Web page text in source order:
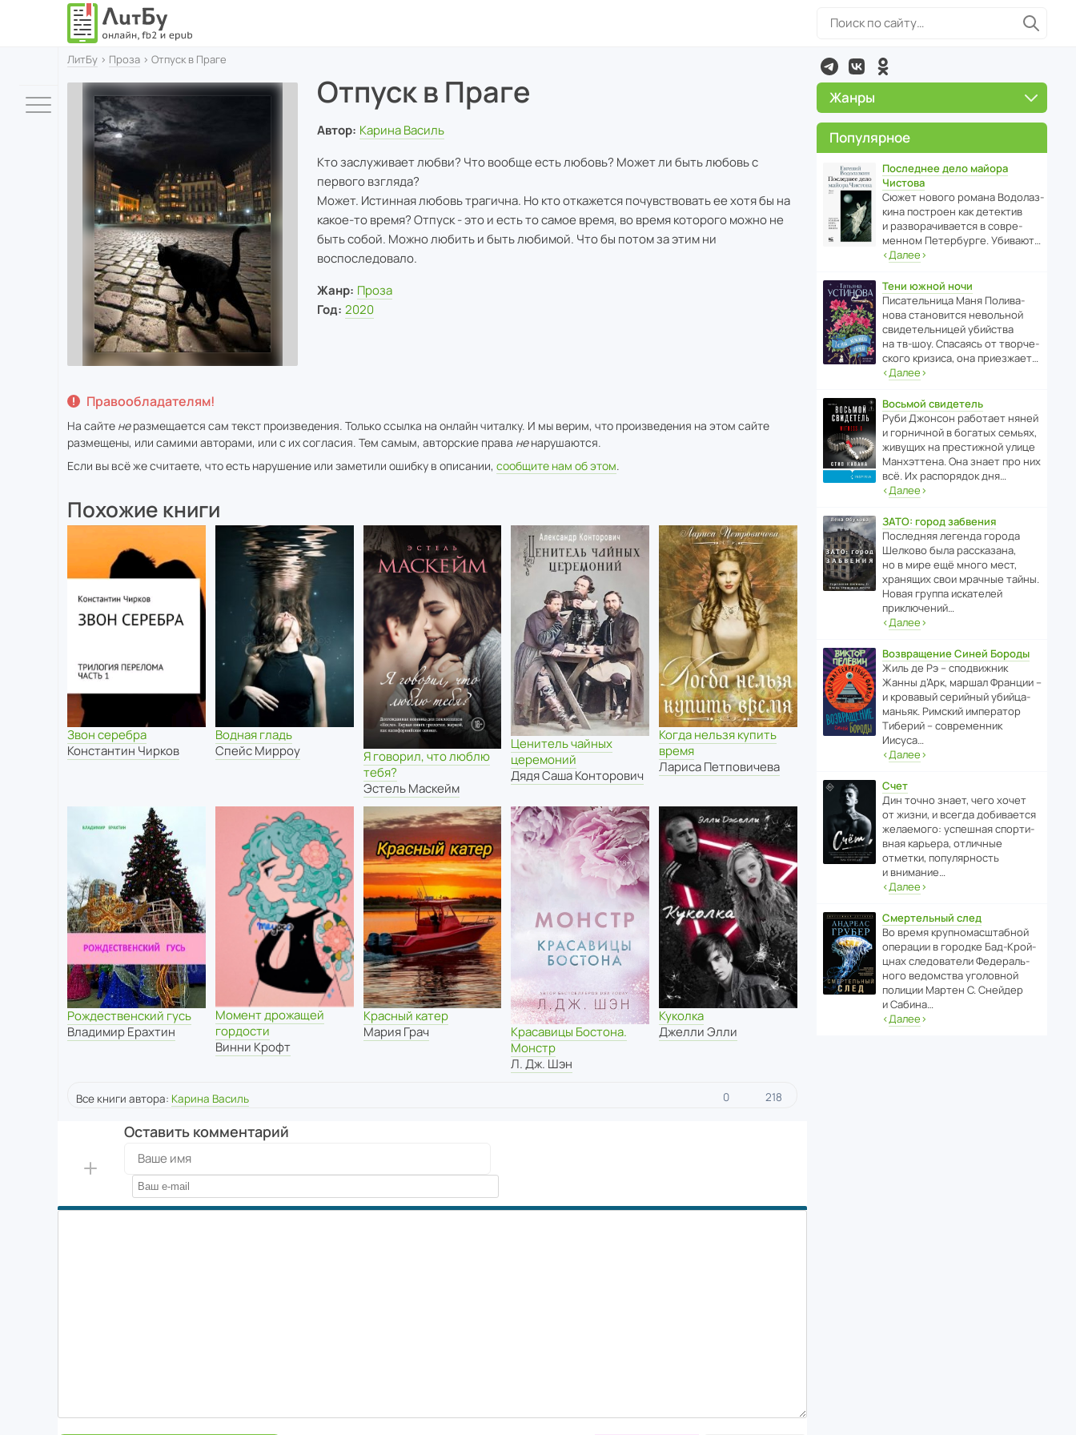
ЛитБу › Проза › Отпуск в Праге
Отпуск в Праге
Автор: Карина Василь
Кто заслуживает любви? Что вообще есть любовь? Может ли быть любовь с
первого взгляда?
Может. Истинная любовь трагична. Но кто откажется почувствовать ее хотя бы на
какое-то время? Отпуск - это и есть то самое время, во время которого можно не
быть собой. Можно любить и быть любимой. Что бы потом за этим ни
воспоследовало.
Жанр: Проза
Год: 2020
Правообладателям!
На сайте неразмещается сам текст произведения. Только ссылка на онлайн читалку. И мы верим, что произведения на этом сайте
размещены, или самими авторами, или с их согласия. Тем самым, авторские права ненарушаются.
Если вы всё же считаете, что есть нарушение или заметили ошибку в описании, сообщите нам об этом.
Похожие книги
Звон серебра
Константин Чирков
Водная гладь
Спейс Мирроу
Я говорил, что люблю
тебя?
Эстель Маскейм
Ценитель чайных
церемоний
Дядя Саша Конторович
Когда нельзя купить
время
Лариса Петповичева
Рождественский гусь
Владимир Ерахтин
Момент дрожащей
гордости
Винни Крофт
Красный катер
Мария Грач
Красавицы Бостона.
Монстр
Л. Дж. Шэн
Куколка
Джелли Элли
Все книги автора: Карина Василь 0 218
Оставить комментарий
Жанры
Популярное
Последнее дело майора
Чистова
Сюжет нового романа Водо­ла­з­
кина пост­роен как дете­ктив
и разво­ра­чи­ва­ется в совре­
менном Пете­р­бурге. Убивают…
‹Далее›
Тени южной ночи
Писа­тель­ница Маня Поли­ва­
нова стано­вится невольной
свиде­тель­ницей убийства
на тв-шоу. Спасаясь от твор­че­
с­кого кризиса, она приезжает…
‹Далее›
Восьмой свидетель
Руби Джонсон рабо­тает няней
и горни­чной в богатых семьях,
живущих на прес­ти­жной улице
Манх­эт­тена. Она знает про них
всё. Их распо­рядок дня…
‹Далее›
ЗАТО: город забвения
После­дняя легенда города
Шелково была расска­зана,
но в мире ещё много мест,
хранящих свои мрачные тайны.
Новая группа иска­телей
приключений…
‹Далее›
Возвращение Синей Бороды
Жиль де Рэ – спод­ви­жник
Жанны д’Арк, маршал Франции –
и кровавый серийный убийца-
маньяк. Римский импе­ратор
Тиберий – совре­менник
Иисуса…
‹Далее›
Счет
Дин точно знает, чего хочет
от жизни, и всегда доби­ва­ется
жела­е­мого: успе­шная спор­ти­
вная карьера, отли­чные
отметки, попу­ля­р­ность
и внимание…
‹Далее›
Смертельный след
Во время круп­но­мас­ш­та­бной
операции в городке Бад‑Крой­
цнах следо­ва­тели Феде­раль­
ного ведомства уголо­вной
полиции Мартен С. Снейдер
и Сабина…
‹Далее›